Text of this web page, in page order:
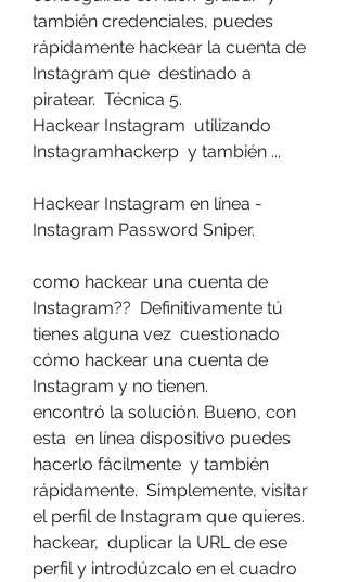
también credenciales, puedes
rápidamente hackear la cuenta de
Instagram que  destinado a
piratear.  Técnica 5.
Hackear Instagram  utilizando
Instagramhackerp  y también ...
Hackear Instagram en línea -
Instagram Password Sniper.
como hackear una cuenta de
Instagram??  Definitivamente tú
tienes alguna vez  cuestionado
cómo hackear una cuenta de
Instagram y no tienen.
encontró la solución. Bueno, con
esta  en línea dispositivo puedes
hacerlo fácilmente  y también
rápidamente.  Simplemente, visitar
el perfil de Instagram que quieres.
hackear,  duplicar la URL de ese
perfil y introdúzcalo en el cuadro